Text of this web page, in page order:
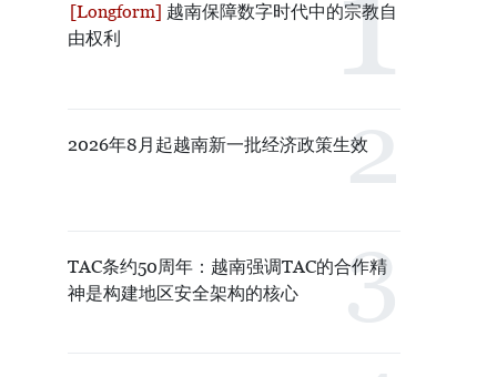
越南保障数字时代中的宗教自
由权利
2026年8月起越南新一批经济政策生效
TAC条约50周年：越南强调TAC的合作精
神是构建地区安全架构的核心